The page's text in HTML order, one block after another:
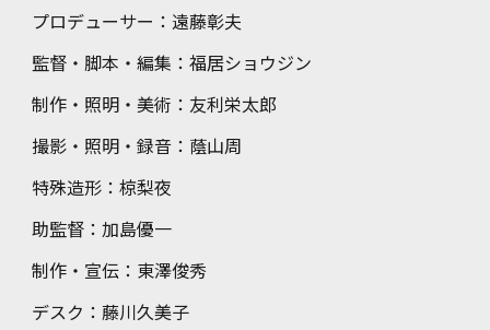
プロデューサー ：遠藤彰夫
監督・脚本・編集 ：福居ショウジン
制作・照明・美術 ： 友利栄太郎
撮影・照明・録音 ： 蔭山周
特殊造形 ：椋梨夜
助監督 ：加島優一
制作・宣伝 ： 東澤俊秀
デスク ： 藤川久美子